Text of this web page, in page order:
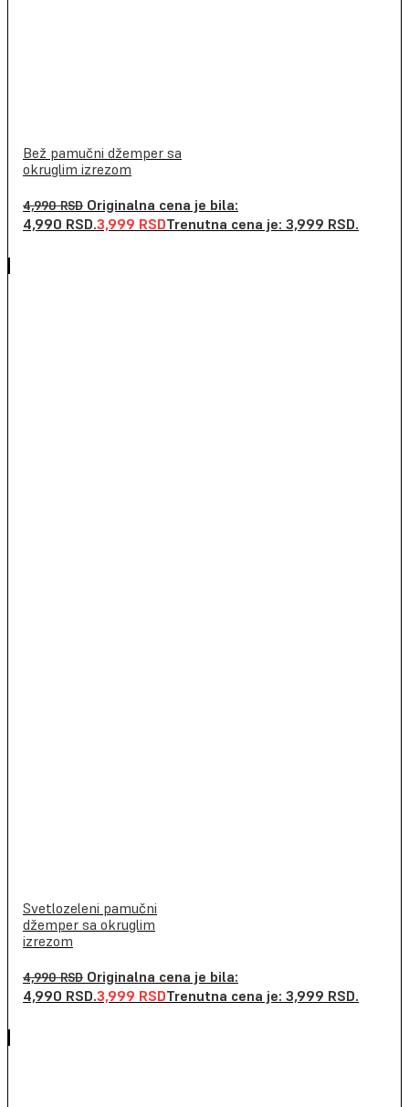
Bež pamučni džemper sa
okruglim izrezom
4,990RSD Originalna cena je bila:
4,990 RSD.3,999 RSDTrenutna cena je: 3,999 RSD.
Svetlozeleni pamučni
džemper sa okruglim
izrezom
4,990RSD Originalna cena je bila:
4,990 RSD.3,999 RSDTrenutna cena je: 3,999 RSD.